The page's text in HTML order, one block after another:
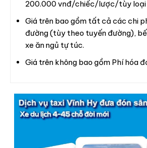
200.000 vnđ/chiếc/lược/tùy loại
Giá trên bao gồm tất cả các chi
đường (tùy theo tuyến đường),
xe ăn ngủ tự túc.
Giá trên không bao gồm Phí hóa